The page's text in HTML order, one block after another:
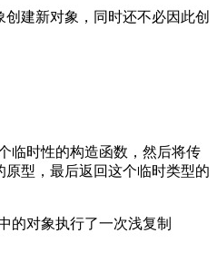
建新对象，同时还不必因此创
临时性的构造函数，然后将传
原型，最后返回这个临时类型的
的对象执行了一次浅复制